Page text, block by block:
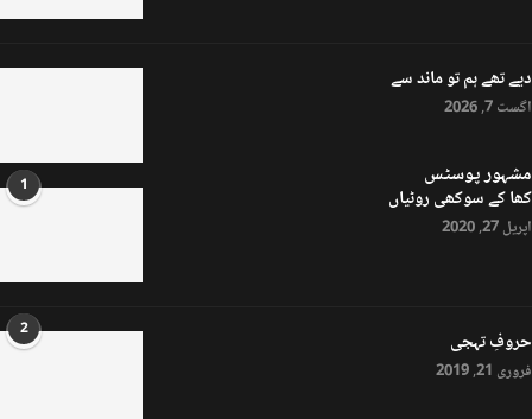
دیے تھے ہم تو ماند سے
اگست 7, 2026
مشہور پوسٹس 1 کھا کے سوکھی روٹیاں
اپریل 27, 2020
2 حروفِ تہجی
فروری 21, 2019